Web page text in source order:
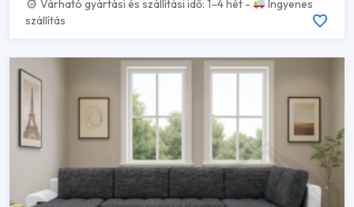
Várható gyártási és szállítási idő: 1–4 hét -
Ingyenes
szállítás